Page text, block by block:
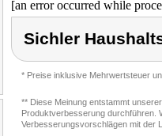
[an error occurred while
Sichler
* Preise inklusive Mehrwertsteuer
** Diese Meinung entstammt
Produktverbesserung durchführen.
Verbesserungsvorschlägen mit der